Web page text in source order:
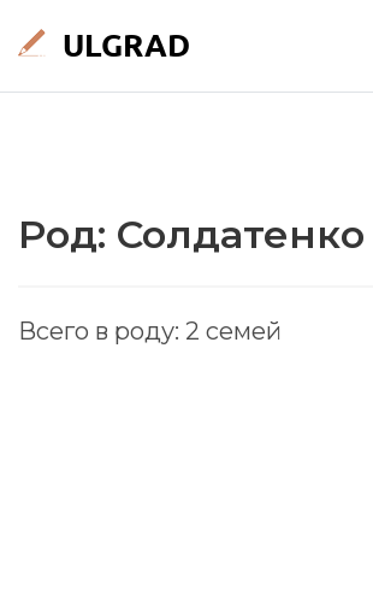
Род: Солдатенко
Всего в роду: 2 семей